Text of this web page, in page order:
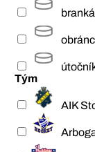
Tým
AIK